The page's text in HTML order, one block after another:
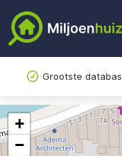
Grootste
+
−